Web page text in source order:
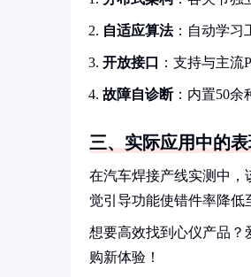
自适应算法：自动学习
开放接口 ：支持与主
故障自诊断：内置50余
三、实际应用中的
在汽车焊接产线实测中，
觉引导功能使错件率降低
想要高效找到心仪产品？
购新体验！